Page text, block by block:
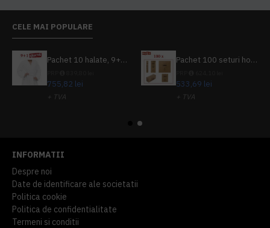
CELE MAI POPULARE
Pachet 10 halate, 9+1 gratuit
755,82 lei
+ TVA
Pachet 100 seturi hoteliere, set dentar, set barbierit, casca de dus, pila unghii, set cusut
533,69 lei
+ TVA
INFORMATII
Despre noi
Date de identificare ale societatii
Politica cookie
Politica de confidentialitate
Termeni si conditii